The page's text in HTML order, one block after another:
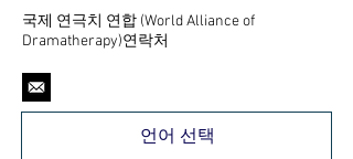
국제 연극치 연합 (World Alliance of
Dramatherapy)연락처
언어 선택